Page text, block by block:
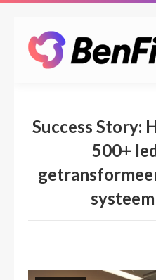
Success Story:
500+